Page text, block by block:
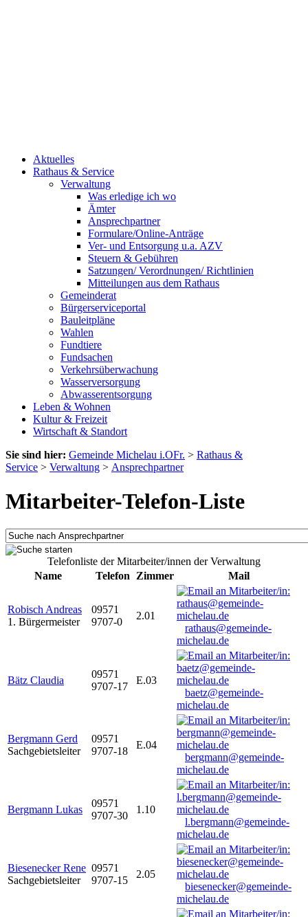
Aktuelles
Rathaus & Service
Verwaltung
Was erledige ich wo
Ämter
Ansprechpartner
Formulare/Online-Anträge
Ver- und Entsorgung u.a. AZV
Steuern & Gebühren
Satzungen/ Verordnungen/ Richtlinien
Mitteilungen aus dem Rathaus
Gemeinderat
Bürgerserviceportal
Bauleitpläne
Wahlen
Fundtiere
Fundsachen
Verkehrsüberwachung
Wasserversorgung
Abwasserentsorgung
Leben & Wohnen
Kultur & Freizeit
Wirtschaft & Standort
Sie sind hier: Gemeinde Michelau i.OFr. > Rathaus &
Service > Verwaltung > Ansprechpartner
Mitarbeiter-Telefon-Liste
Telefonliste der Mitarbeiter/innen der Verwaltung
Name
Telefon Zimmer Mail
Robisch Andreas
1. Bürgermeister
09571
9707-0
2.01
rathaus@gemeinde-
michelau.de
Bätz Claudia
09571
9707-17
E.03
baetz@gemeinde-
michelau.de
Bergmann Gerd
Sachgebietsleiter
09571
9707-18
E.04
bergmann@gemeinde-
michelau.de
Bergmann Lukas
09571
9707-30
1.10
l.bergmann@gemeinde-
michelau.de
Biesenecker Rene
Sachgebietsleiter
09571
9707-15
2.05
biesenecker@gemeinde-
michelau.de